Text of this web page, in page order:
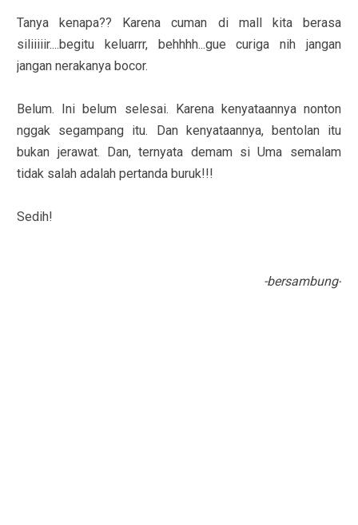
Tanya kenapa?? Karena cuman di mall kita berasa
siliiiiir....begitu keluarrr, behhhh...gue curiga nih jangan
jangan nerakanya bocor.
Belum. Ini belum selesai. Karena kenyataannya nonton
nggak segampang itu. Dan kenyataannya, bentolan itu
bukan jerawat. Dan, ternyata demam si Uma semalam
tidak salah adalah pertanda buruk!!!
Sedih!
-bersambung-